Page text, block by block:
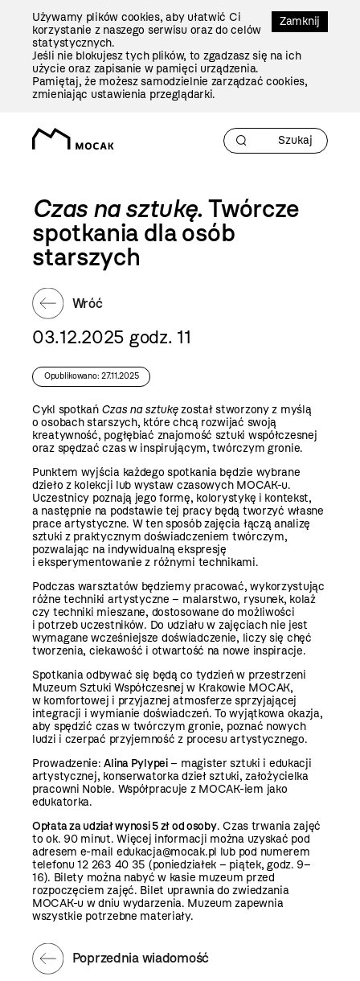
Zamknij
Używamy plików cookies, aby ułatwić Ci
korzystanie z naszego serwisu oraz do celów
statystycznych.
Jeśli nie blokujesz tych plików, to zgadzasz się na ich
użycie oraz zapisanie w pamięci urządzenia.
Pamiętaj, że możesz samodzielnie zarządzać cookies,
zmieniając ustawienia przeglądarki.
Czas na sztukę. Twórcze
spotkania dla osób
starszych
Wróć
03.12.2025 godz. 11
Opublikowano: 27.11.2025
Cykl spotkań Czas na sztukęzostał stworzony z myślą
o osobach starszych, które chcą rozwijać swoją
kreatywność, pogłębiać znajomość sztuki współczesnej
oraz spędzać czas w inspirującym, twórczym gronie.
Punktem wyjścia każdego spotkania będzie wybrane
dzieło z kolekcji lub wystaw czasowych MOCAK-u.
Uczestnicy poznają jego formę, kolorystykę i kontekst,
a następnie na podstawie tej pracy będą tworzyć własne
prace artystyczne. W ten sposób zajęcia łączą analizę
sztuki z praktycznym doświadczeniem twórczym,
pozwalając na indywidualną ekspresję
i eksperymentowanie z różnymi technikami.
Podczas warsztatów będziemy pracować, wykorzystując
różne techniki artystyczne – malarstwo, rysunek, kolaż
czy techniki mieszane, dostosowane do możliwości
i potrzeb uczestników. Do udziału w zajęciach nie jest
wymagane wcześniejsze doświadczenie, liczy się chęć
tworzenia, ciekawość i otwartość na nowe inspiracje.
Spotkania odbywać się będą co tydzień w przestrzeni
Muzeum Sztuki Współczesnej w Krakowie MOCAK,
w komfortowej i przyjaznej atmosferze sprzyjającej
integracji i wymianie doświadczeń. To wyjątkowa okazja,
aby spędzić czas w twórczym gronie, poznać nowych
ludzi i czerpać przyjemność z procesu artystycznego.
Prowadzenie:Alina Pylypei– magister sztuki i edukacji
artystycznej, konserwatorka dzieł sztuki, założycielka
pracowni Noble. Współpracuje z MOCAK-iem jako
edukatorka.
Opłata za udział wynosi 5 zł od osoby. Czas trwania zajęć
to ok. 90 minut. Więcej informacji można uzyskać pod
adresem e-mail edukacja@mocak.pl lub pod numerem
telefonu 12 263 40 35 (poniedziałek – piątek, godz. 9–
16). Bilety można nabyć w kasie muzeum przed
rozpoczęciem zajęć. Bilet uprawnia do zwiedzania
MOCAK-u w dniu wydarzenia. Muzeum zapewnia
wszystkie potrzebne materiały.
Poprzednia wiadomość